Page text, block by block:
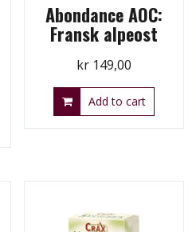
Abondance AOC:
Fransk alpeost
kr 149,00
Add to cart